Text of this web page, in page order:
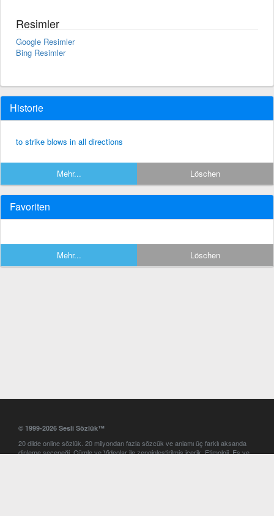
Resimler
Google Resimler
Bing Resimler
Historie
to strike blows in all directions
Mehr... Löschen
Favoriten
Mehr... Löschen
© 1999-2026 Sesli Sözlük™
20 dilde online sözlük. 20 milyondan fazla sözcük ve anlamı üç farklı aksanda
dinleme seçeneği. Cümle ve Videolar ile zenginleştirilmiş içerik. Etimoloji, Eş ve